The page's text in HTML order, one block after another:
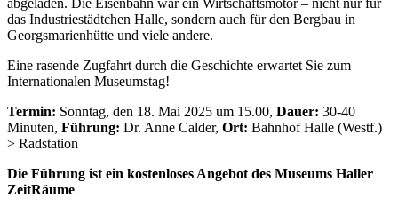
abgeladen. Die Eisenbahn war ein Wirtschaftsmotor – nicht nur für
das Industriestädtchen Halle, sondern auch für den Bergbau in
Georgsmarienhütte und viele andere.
Eine rasende Zugfahrt durch die Geschichte erwartet Sie zum
Internationalen Museumstag!
Termin: Sonntag, den 18. Mai 2025 um 15.00, Dauer: 30-40
Minuten, Führung: Dr. Anne Calder, Ort: Bahnhof Halle (Westf.)
> Radstation
Die Führung ist ein kostenloses Angebot des Museums Haller
ZeitRäume